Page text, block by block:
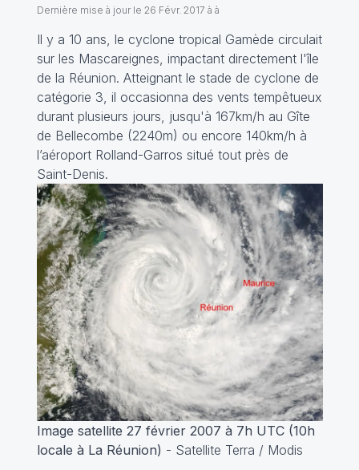
Dernière mise à jour le 26 Févr. 2017 à à
Il y a 10 ans, le cyclone tropical Gamède circulait
sur les Mascareignes, impactant directement l'île
de la Réunion. Atteignant le stade de cyclone de
catégorie 3, il occasionna des vents tempêtueux
durant plusieurs jours, jusqu'à 167km/h au Gîte
de Bellecombe (2240m) ou encore 140km/h à
l’aéroport Rolland-Garros situé tout près de
Saint-Denis.
Image satellite 27 février 2007 à 7h UTC (10h
locale à La Réunion) - Satellite Terra / Modis